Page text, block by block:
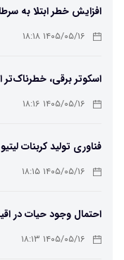
افزایش خطر ابتلا به
۶۵ درجه ۱۴۰۵/۰۵/۱۶ ۱۸:۱۸
اسکوتر برقی،
۱۴۰۵/۰۵/۱۶ ۱۸:۱۶
فناوری تولید کربنات
است۱۴۰۵/۰۵/۱۶ ۱۸:۱۵
احتمال وجود حیات در
۱۴۰۵/۰۵/۱۶ ۱۸:۱۳